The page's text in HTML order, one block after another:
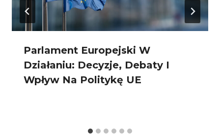
Parlament Europejski W
Działaniu: Decyzje, Debaty I
Wpływ Na Politykę UE